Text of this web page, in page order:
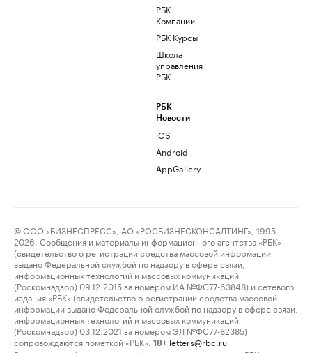
РБК
Компании
РБК Курсы
Школа
управления
РБК
РБК
Новости
iOS
Android
AppGallery
© ООО «БИЗНЕСПРЕСС», АО «РОСБИЗНЕСКОНСАЛТИНГ», 1995–
2026. Сообщения и материалы информационного агентства «РБК»
(свидетельство о регистрации средства массовой информации
выдано Федеральной службой по надзору в сфере связи,
информационных технологий и массовых коммуникаций
(Роскомнадзор) 09.12.2015 за номером ИА №ФС77-63848) и сетевого
издания «РБК» (свидетельство о регистрации средства массовой
информации выдано Федеральной службой по надзору в сфере связи,
информационных технологий и массовых коммуникаций
(Роскомнадзор) 03.12.2021 за номером ЭЛ №ФС77-82385)
сопровождаются пометкой «РБК».
18+ letters@rbc.ru